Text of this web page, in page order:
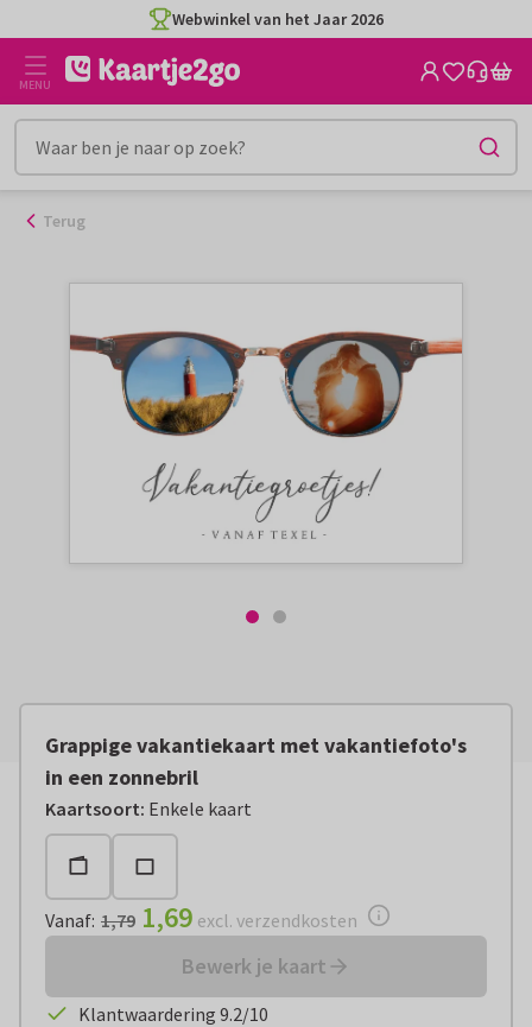
naar
inhoud
Webwinkel van het Jaar 2026
MENU
Terug
Grappige vakantiekaart met vakantiefoto's
in een zonnebril
Kaartsoort: Enkele kaart
Vanaf:€ 1,69 excl. verzendkosten
Vanaf: 1,79 1,69 excl. verzendkosten
Bewerk je kaart
Klantwaardering 9.2/10